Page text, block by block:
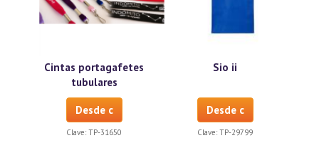
Cintas portagafetes
tubulares
Desde c
Clave: TP-31650
Sio ii
Desde c
Clave: TP-29799